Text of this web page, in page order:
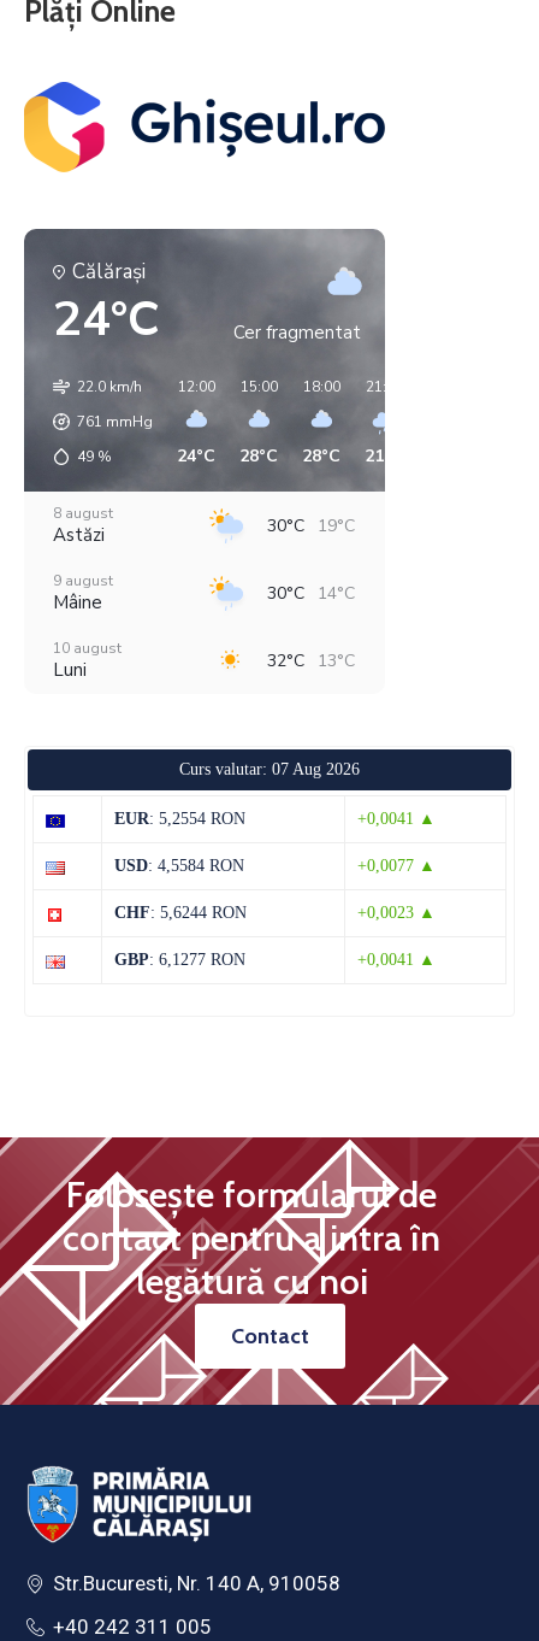
Plăți Online
Călăraşi
24°C Cer fragmentat
22.0 km/h
761 mmHg
49 %
12:00
24°C
15:00
28°C
18:00
28°C
21:00
21°C
8 august
Astăzi 30°C 19°C
9 august
Mâine 30°C 14°C
10 august
Luni 32°C 13°C
30°C 20°C
Joi
14 august
Curs valutar: 07 Aug 2026
EUR: 5,2554 RON +0,0041 ▲
USD: 4,5584 RON +0,0077 ▲
CHF: 5,6244 RON +0,0023 ▲
GBP: 6,1277 RON +0,0041 ▲
Folosește formularul de
contact pentru a intra în
legătură cu noi
Contact
Str.Bucuresti, Nr. 140 A, 910058
+40 242 311 005